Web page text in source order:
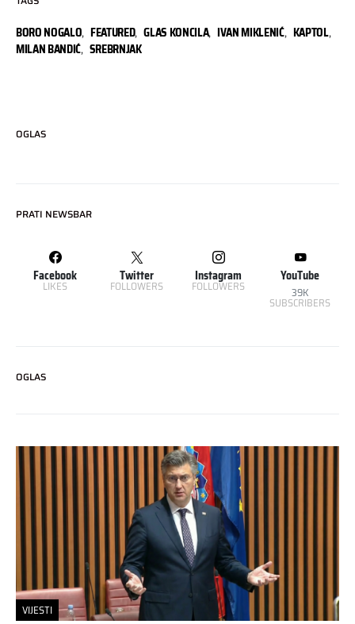
BORO NOGALO, FEATURED, GLAS KONCILA, IVAN MIKLENIĆ, KAPTOL,
MILAN BANDIĆ, SREBRNJAK
OGLAS
PRATI NEWSBAR
Facebook
LIKES
Twitter
FOLLOWERS
Instagram
FOLLOWERS
YouTube
39K
SUBSCRIBERS
OGLAS
VIJESTI